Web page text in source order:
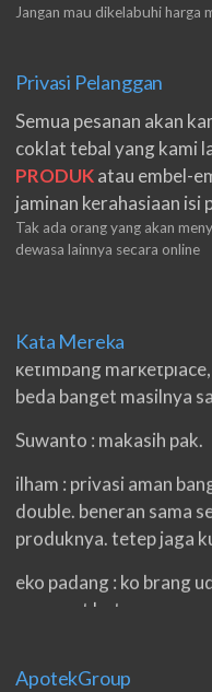
Jangan mau dikelabuhi harga
Privasi Pelanggan
Semua pesanan akan
coklat tebal yang kami
PRODUKatau embel-
jaminan kerahasiaan isi
Tak ada orang yang akan
dewasa lainnya secara online
Kata Mereka
ketimbang
beda banget masilnya
double. beneran sama
produknya. tetep jaga
gan. cpet bgt
jual di shopee?
ApotekGroup